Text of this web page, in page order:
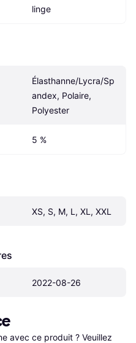
linge
Élasthanne/Lycra/Sp
andex, Polaire,
Polyester
5 %
XS, S, M, L, XL, XXL
2022-08-26
avec ce produit ? Veuillez